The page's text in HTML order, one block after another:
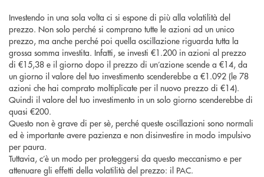
Investendo in una sola volta ci si espone di più alla volatilità del
prezzo. Non solo perché si comprano tutte le azioni ad un unico
prezzo, ma anche perché poi quella oscillazione riguarda tutta la
grossa somma investita. Infatti, se investi €1.200 in azioni al prezzo
di €15,38 e il giorno dopo il prezzo di un’azione scende a €14, da
un giorno il valore del tuo investimento scenderebbe a €1.092 (le 78
azioni che hai comprato moltiplicate per il nuovo prezzo di €14).
Quindi il valore del tuo investimento in un solo giorno scenderebbe di
quasi €200.
Questo non è grave di per sè, perché queste oscillazioni sono normali
ed è importante avere pazienza e non disinvestire in modo impulsivo
per paura.
Tuttavia, c’è un modo per proteggersi da questo meccanismo e per
attenuare gli effetti della volatilità del prezzo: il PAC.